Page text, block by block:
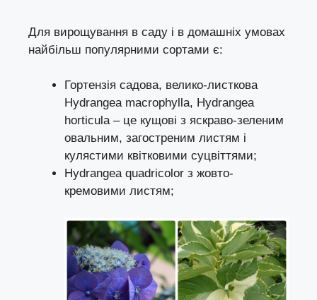
Для вирощування в саду і в домашніх умовах
найбільш популярними сортами є:
Гортензія садова, велико-листкова
Hydrangea macrophylla, Hydrangea
horticula – це кущові з яскраво-зеленим
овальним, загостреним листям і
кулястими квітковими суцвіттями;
Hydrangea quadricolor з жовто-
кремовими листям;